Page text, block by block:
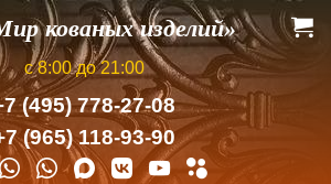
кованых изделий»
с 8:00 до 21:00
(495) 778-27-08
(965) 118-93-90